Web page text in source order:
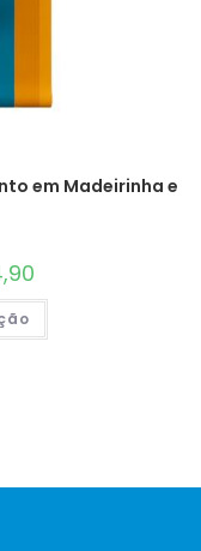
em Madeirinha e